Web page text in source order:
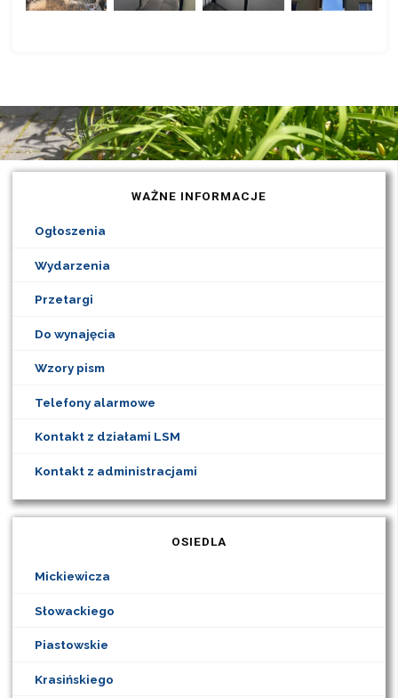
WAŻNE INFORMACJE
Ogłoszenia
Wydarzenia
Przetargi
Do wynajęcia
Wzory pism
Telefony alarmowe
Kontakt z działami LSM
Kontakt z administracjami
OSIEDLA
Mickiewicza
Słowackiego
Piastowskie
Krasińskiego